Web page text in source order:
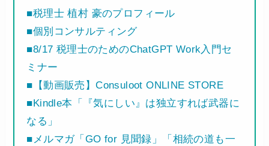
■税理士 植村 豪のプロフィール
■個別コンサルティング
■8/17 税理士のためのChatGPT Work入門セ
ミナー
■【動画販売】Consuloot ONLINE STORE
■Kindle本「『気にしい』は独立すれば武器に
なる」
■メルマガ「GO for 見聞録」「相続の道も一